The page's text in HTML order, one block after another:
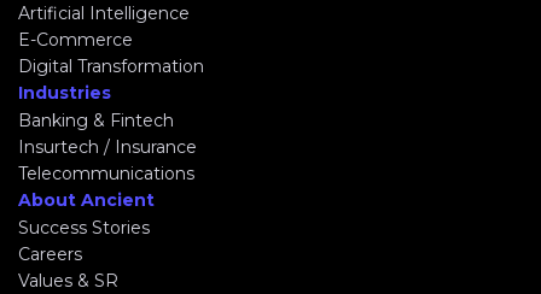
Artificial Intelligence
E-Commerce
Digital Transformation
Industries
Banking & Fintech
Insurtech / Insurance
Telecommunications
About Ancient
Success Stories
Careers
Values & SR